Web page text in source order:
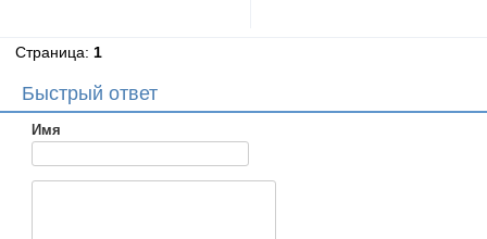
Страница:1
Быстрый ответ
Имя